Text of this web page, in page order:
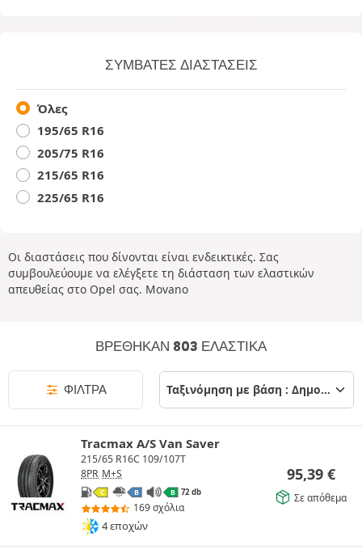
ΣΥΜΒΑΤΈΣ ΔΙΑΣΤΆΣΕΙΣ
Όλες
195/65 R16
205/75 R16
215/65 R16
225/65 R16
Οι διαστάσεις που δίνονται είναι ενδεικτικές. Σας
συμβουλεύουμε να ελέγξετε τη διάσταση των ελαστικών
απευθείας στο Opel σας. Movano
ΒΡΈΘΗΚΑΝ 803 ΕΛΑΣΤΙΚΆ
ΦΊΛΤΡΑ
Tracmax A/S Van Saver
215/65 R16C 109/107T
8PR M+S
C B B 72 db
169 σχόλια
4 εποχών
95,39 €
Σε απόθεμα